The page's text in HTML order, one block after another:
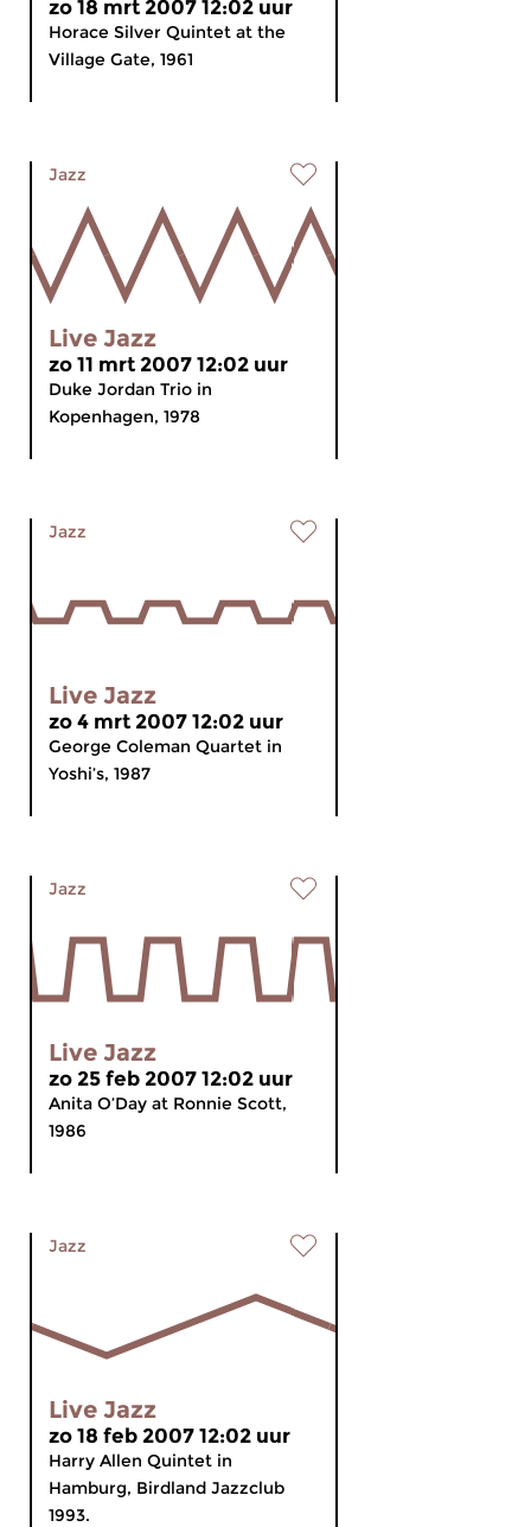
zo 18 mrt 2007 12:02 uur
Horace Silver Quintet at the
Village Gate, 1961
Jazz
Live Jazz
zo 11 mrt 2007 12:02 uur
Duke Jordan Trio in
Kopenhagen, 1978
Jazz
Live Jazz
zo 4 mrt 2007 12:02 uur
George Coleman Quartet in
Yoshi’s, 1987
Jazz
Live Jazz
zo 25 feb 2007 12:02 uur
Anita O’Day at Ronnie Scott,
1986
Jazz
Live Jazz
zo 18 feb 2007 12:02 uur
Harry Allen Quintet in
Hamburg, Birdland Jazzclub
1993.